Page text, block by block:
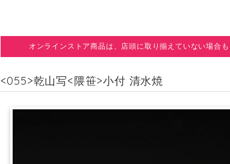
オンラインストア商品は、店頭に取り揃えていない場合
<055>乾山写<隈笹>小付 清水焼